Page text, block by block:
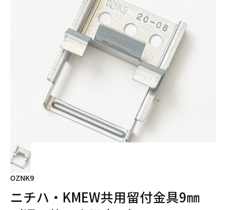
OZNK9
ニチハ・KMEW共用留付金具9㎜